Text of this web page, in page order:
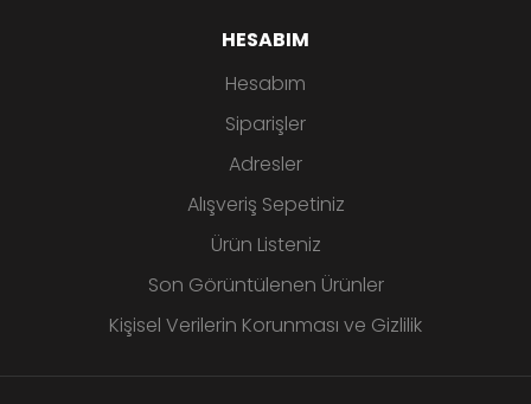
HESABIM
Hesabım
Siparişler
Adresler
Alışveriş Sepetiniz
Ürün Listeniz
Son Görüntülenen Ürünler
Kişisel Verilerin Korunması ve Gizlilik